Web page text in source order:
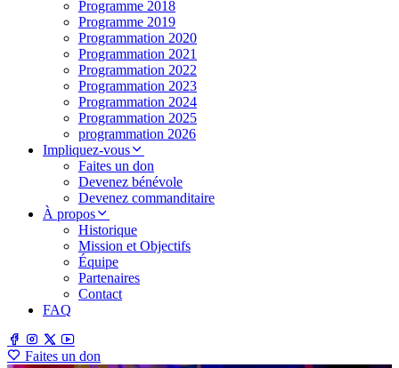
Programme 2018
Programme 2019
Programmation 2020
Programmation 2021
Programmation 2022
Programmation 2023
Programmation 2024
Programmation 2025
programmation 2026
Impliquez-vous
Faites un don
Devenez bénévole
Devenez commanditaire
À propos
Historique
Mission et Objectifs
Équipe
Partenaires
Contact
FAQ
Faites un don